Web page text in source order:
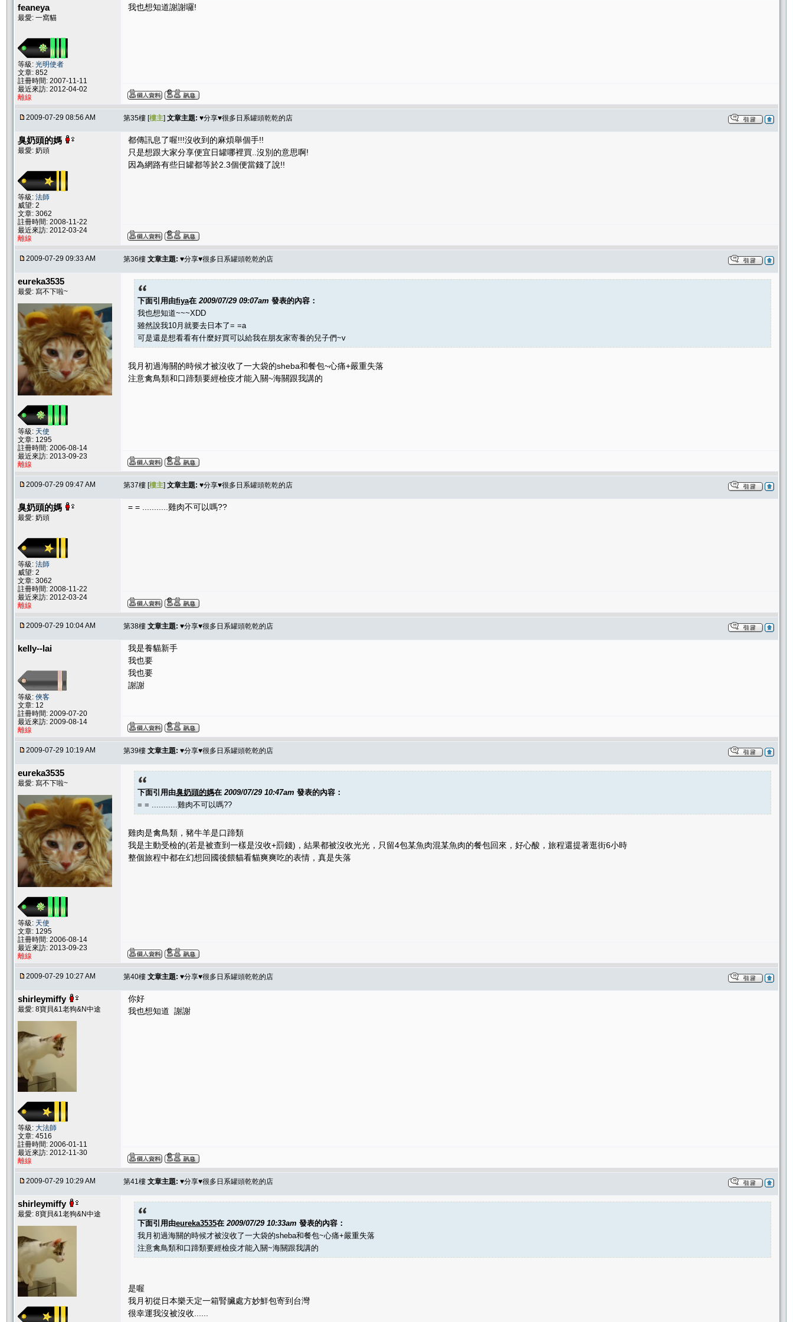
feaneya
最愛: 一窩貓
等級: 光明使者
文章: 852
註冊時間: 2007-11-11
最近來訪: 2012-04-02
離線
我也想知道謝謝囉!
2009-07-29 08:56 AM 第35樓 [樓主] 文章主題: ♥分享♥很多日系罐頭乾乾的店
臭奶頭的媽
最愛: 奶頭
等級: 法師
威望: 2
文章: 3062
註冊時間: 2008-11-22
最近來訪: 2012-03-24
離線
都傳訊息了喔!!!沒收到的麻煩舉個手!!
只是想跟大家分享便宜日罐哪裡買..沒別的意思啊!
因為網路有些日罐都等於2.3個便當錢了說!!
2009-07-29 09:33 AM 第36樓 文章主題: ♥分享♥很多日系罐頭乾乾的店
eureka3535
最愛: 寫不下啦~
等級: 天使
文章: 1295
註冊時間: 2006-08-14
最近來訪: 2013-09-23
離線
下面引用由fiya在 2009/07/29 09:07am 發表的內容：
我也想知道~~~XDD
雖然說我10月就要去日本了= =a
可是還是想看看有什麼好買可以給我在朋友家寄養的兒子們~v
我月初過海關的時候才被沒收了一大袋的sheba和餐包~心痛+嚴重失落
注意禽鳥類和口蹄類要經檢疫才能入關~海關跟我講的
2009-07-29 09:47 AM 第37樓 [樓主] 文章主題: ♥分享♥很多日系罐頭乾乾的店
臭奶頭的媽
最愛: 奶頭
等級: 法師
威望: 2
文章: 3062
註冊時間: 2008-11-22
最近來訪: 2012-03-24
離線
= = ...........雞肉不可以嗎??
2009-07-29 10:04 AM 第38樓 文章主題: ♥分享♥很多日系罐頭乾乾的店
kelly--lai
等級: 俠客
文章: 12
註冊時間: 2009-07-20
最近來訪: 2009-08-14
離線
我是養貓新手
我也要
我也要
謝謝
2009-07-29 10:19 AM 第39樓 文章主題: ♥分享♥很多日系罐頭乾乾的店
eureka3535
最愛: 寫不下啦~
等級: 天使
文章: 1295
註冊時間: 2006-08-14
最近來訪: 2013-09-23
離線
下面引用由臭奶頭的媽在 2009/07/29 10:47am 發表的內容：
= = ...........雞肉不可以嗎??
雞肉是禽鳥類，豬牛羊是口蹄類
我是主動受檢的(若是被查到一樣是沒收+罰錢)，結果都被沒收光光，只留4包某魚肉混某魚肉的餐包回來，好心酸，旅程還提著逛街6小時
整個旅程中都在幻想回國後餵貓看貓爽爽吃的表情，真是失落
2009-07-29 10:27 AM 第40樓 文章主題: ♥分享♥很多日系罐頭乾乾的店
shirleymiffy
最愛: 8寶貝&1老狗&N中途
等級: 大法師
文章: 4516
註冊時間: 2006-01-11
最近來訪: 2012-11-30
離線
你好
我也想知道 謝謝
2009-07-29 10:29 AM 第41樓 文章主題: ♥分享♥很多日系罐頭乾乾的店
shirleymiffy
最愛: 8寶貝&1老狗&N中途
下面引用由eureka3535在 2009/07/29 10:33am 發表的內容：
我月初過海關的時候才被沒收了一大袋的sheba和餐包~心痛+嚴重失落
注意禽鳥類和口蹄類要經檢疫才能入關~海關跟我講的
是喔
我月初從日本樂天定一箱腎臟處方妙鮮包寄到台灣
很幸運我沒被沒收......